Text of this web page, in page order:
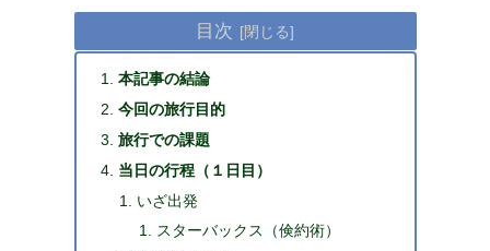
目次
本記事の結論
今回の旅行目的
旅行での課題
当日の行程（１日目）
いざ出発
スターバックス（倹約術）